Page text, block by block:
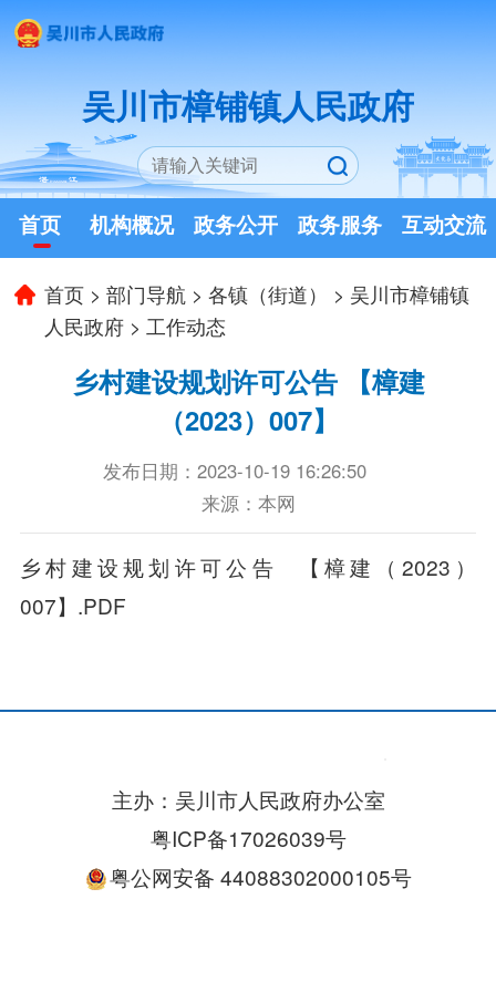
吴川市樟铺镇人民政府
首页 机构概况 政务公开 政务服务 互动交流
首页 >部门导航 >各镇（街道） > 吴川市樟铺镇
人民政府 > 工作动态
乡村建设规划许可公告 【樟建
（2023）007】
发布日期：2023-10-19 16:26:50
来源：本网
乡村建设规划许可公告 【樟建（2023）
007】.PDF
主办：吴川市人民政府办公室
粤ICP备17026039号
粤公网安备 44088302000105号